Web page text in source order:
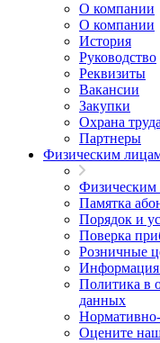
О компании
О компании
История
Руководство
Реквизиты
Вакансии
Закупки
Охрана труда
Партнеры
Физическим
Физическим
Памятка
Порядок и
Поверка
Розничные
Политика в
данных
Нормативно-
Оцените